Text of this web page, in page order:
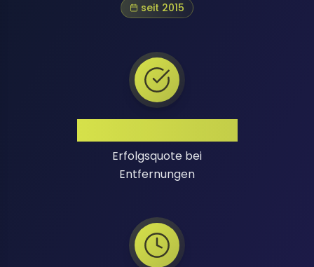
seit 2015
Erfolgsquote bei
Entfernungen